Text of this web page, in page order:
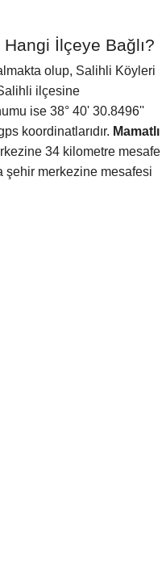
İlçeye Bağlı?
olup, Salihli Köyleri
ilçesine
ise 38° 40' 30.8496''
koordinatlarıdır. Mamatlı
34 kilometre mesafe
şehir merkezine mesafesi